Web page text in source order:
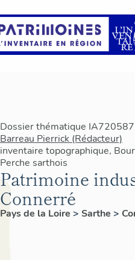
Dossier thématique
Barreau Pierrick (Rédacteur)
inventaire topographique,
Perche sarthois
Patrimoine
Connerré
Pays de la Loire > Sarthe >